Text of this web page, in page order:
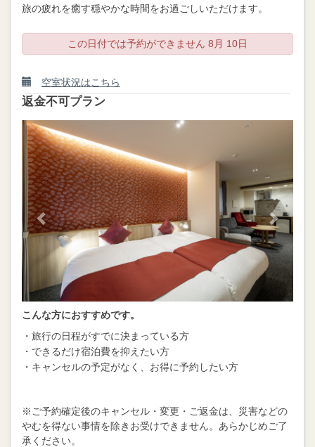
旅の疲れを癒す穏やかな時間をお過ごしいただけます。
この日付では予約ができません 8月 10日
空室状況はこちら
返金不可プラン
Previous
こんな方におすすめです。
・旅行の日程がすでに決まっている方
・できるだけ宿泊費を抑えたい方
・キャンセルの予定がなく、お得に予約したい方
※ご予約確定後のキャンセル・変更・ご返金は、災害などの
やむを得ない事情を除きお受けできません。あらかじめご了
承ください。